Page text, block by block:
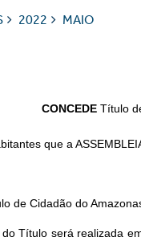
2022 MAIO
CONCEDE Título
que a
de Cidadão do
Título será realizada